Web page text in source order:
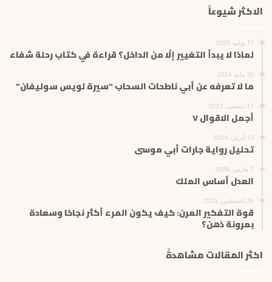
الاكثر شيوعاً
17 يوليو، 2025
لماذا لا يبدأ التغيير إلّا من الداخل؟ قراءة في كتاب رحلة شفاء
30 مايو، 2024
ما لا تعرفه عن أبي ناطحات السحاب “سيرة لويس سوليفان”
17 ديسمبر، 2023
أجمل الاقوال ٧
13 أبريل، 2024
تحليل رواية جارات أبي موسى
7 مارس، 2026
العدل أساس الملك
26 أغسطس، 2025
قوة التفكير المرن: كيف يكون المرء أكثر نجاحًا وسعادة
بمرونة ذهن؟
اكثر المقالات مشاهدةً